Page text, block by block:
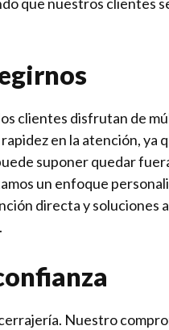
clientes disfrutan de
en la atención, ya
suponer quedar
un enfoque
directa y soluciones
Nuestro